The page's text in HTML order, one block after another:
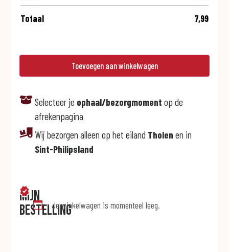
Totaal 7,99
Toevoegen aan winkelwagen
Selecteer je ophaal/bezorgmoment op de
afrekenpagina
Wij bezorgen alleen op het eiland Tholen en in
Sint-Philipsland
Mijn
bestellingJe winkelwagen is momenteel leeg.